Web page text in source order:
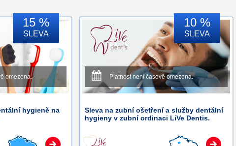
15 %
SLEVA
omezena.
hygieně na
10 %
SLEVA
Platnost není časově omezena.
Sleva na zubní ošetření a služby dentální
hygieny v zubní ordinaci LiVe Dentis.